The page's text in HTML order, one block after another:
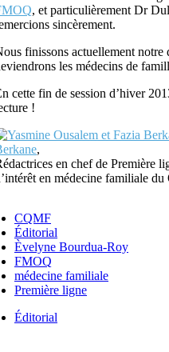
, et particulièrement Dr
sincèrement.
finissons actuellement notre
les médecins de
cette fin de session d’hiver
!
,
en chef de Première
en médecine familiale du
CQMF
Éditorial
Èvelyne Bourdua-Roy
FMOQ
médecine familiale
Première ligne
Éditorial